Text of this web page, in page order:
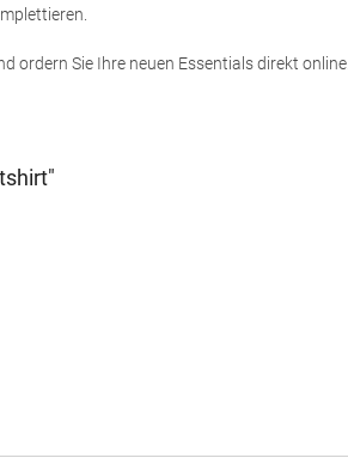
Sie Ihre neuen Essentials direkt